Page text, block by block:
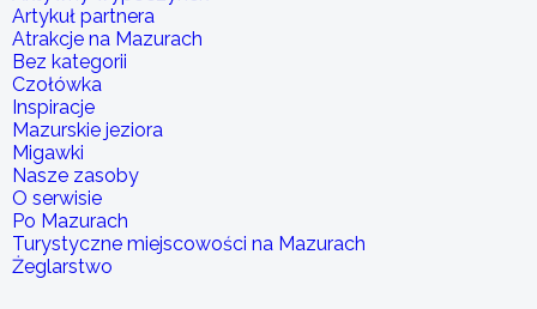
Artykuł partnera
Atrakcje na Mazurach
Bez kategorii
Czołówka
Inspiracje
Mazurskie jeziora
Migawki
Nasze zasoby
O serwisie
Po Mazurach
Turystyczne miejscowości na Mazurach
Żeglarstwo